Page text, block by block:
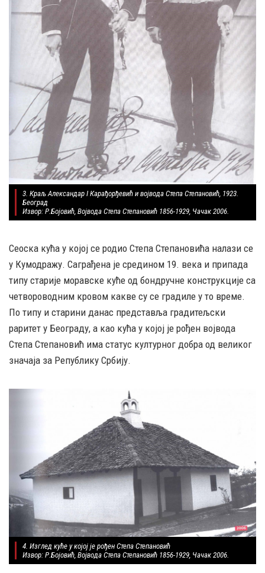
3. Краљ Александар I Карађорђевић и војвода Степа Степановић, 1923.
Београд
Извор: Р.Бојовић, Војвода Степа Степановић 1856-1929, Чачак 2006.
Сеоска кућа у којој се родио Степа Степановића налази се
у Кумодражу. Саграђена је средином 19. века и припада
типу старије моравске куће од бондручне конструкције са
четвороводним кровом какве су се градиле у то време.
По типу и старини данас представља градитељски
раритет у Београду, а као кућа у којој је рођен војвода
Степа Степановић има статус културног добра од великог
значаја за Републику Србију.
4. Изглед куће у којој је рођен Степа Степановић
Извор: Р.Бојовић, Војвода Степа Степановић 1856-1929, Чачак 2006.